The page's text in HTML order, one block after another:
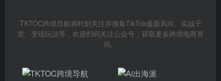
TKTOC跨境导航将时刻关注并搜集TikTok最新风向、实战干
货、变现玩法等，欢迎扫码关注公众号，获取更多跨境电商资
讯。